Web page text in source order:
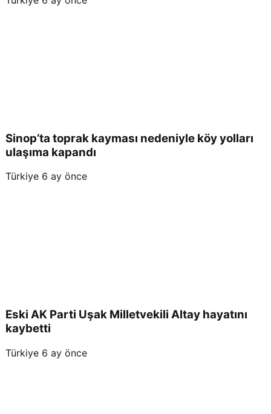
Sinop’ta toprak kayması nedeniyle köy yolları
ulaşıma kapandı
Türkiye 6 ay önce
Eski AK Parti Uşak Milletvekili Altay hayatını
kaybetti
Türkiye 6 ay önce